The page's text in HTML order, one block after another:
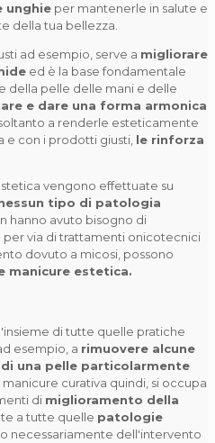
unghie per mantenerle in salute e
della tua bellezza.
ad esempio, serve a migliorare
ed è la base fondamentale
della pelle delle mani e delle
e dare una forma armonica
a renderle esteticamente
e con i prodotti giusti, le rinforza
vengono effettuate su
tipo di patologia
hanno avuto bisogno di
via di trattamenti onicotecnici
dovuto a micosi, possono
manicure estetica.
di tutte quelle pratiche
esempio, a rimuovere alcune
una pelle particolarmente
manicure curativa quindi, si occupa
di miglioramento della
a tutte quelle patologie
necessariamente dell'intervento